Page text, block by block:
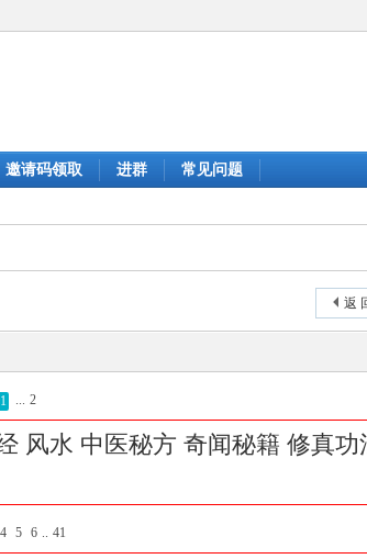
邀请码领取 进群 常见问题
返
... 2
风水 中医秘方 奇闻秘籍 修真功
4 5 6 .. 41